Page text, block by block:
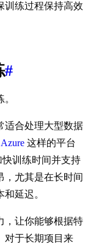
训练过程保持高效
#
适合处理大型数据
Azure 这样的平台
训练时间并支持
，尤其是在长时间
延迟。
，让你能够根据特
对于长期项目来